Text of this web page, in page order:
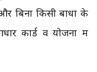
बिना किसी बाधा के
कार्ड व योजना में